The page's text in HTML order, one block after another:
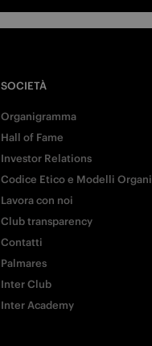
SOCIETÀ
Organigramma
Hall of Fame
Investor Relations
Codice Etico e Modelli
Lavora con noi
Club transparency
Contatti
Palmares
Inter Club
Inter Academy